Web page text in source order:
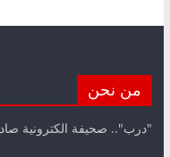
من نحن
"درب".. صحيفة الكترونية